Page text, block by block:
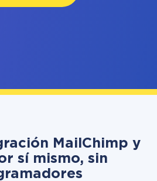
MailChimp y
sí mismo, sin